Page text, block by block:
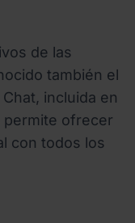
de las
también el
incluida en
permite ofrecer
con todos los